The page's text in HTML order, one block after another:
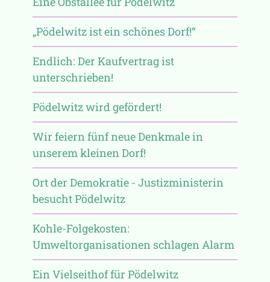
„Pödelwitz ist ein schönes Dorf!“
Endlich: Der Kaufvertrag ist
unterschrieben!
Pödelwitz wird gefördert!
Wir feiern fünf neue Denkmale in
unserem kleinen Dorf!
Ort der Demokratie - Justizministerin
besucht Pödelwitz
Kohle-Folgekosten:
Umweltorganisationen schlagen Alarm
Ein Vielseithof für Pödelwitz